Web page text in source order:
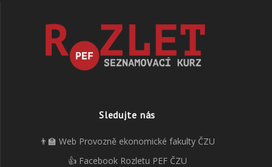
Sledujte nás
👨‍🏫 Web Provozně ekonomické fakulty ČZU
👍 Facebook Rozletu PEF ČZU